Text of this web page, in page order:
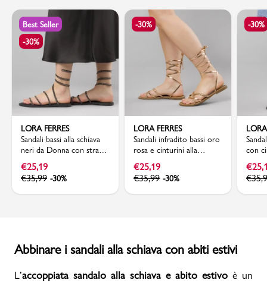
Best Seller
-30%
LORA FERRES
Sandali bassi alla schiava
neri da Donna con strass
Lora Ferres
€25,19
€35,99 -30%
-30%
LORA FERRES
Sandali infradito bassi oro
rosa e cinturini alla
schiava Lora Ferres
€25,19
€35,99 -30%
-30%
con
Lora
€
€
Abbinare i sandali alla schiava con abiti estivi
L’accoppiata sandalo alla schiava e abito estivo è un